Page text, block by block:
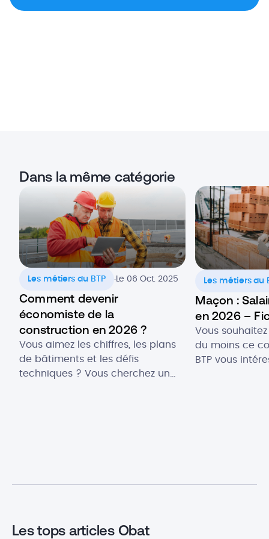
Dans la même catégorie
Les métiers du BTP .Le 06 Oct. 2025
Comment devenir
économiste de la
construction en 2026 ?
Vous aimez les chiffres, les plans
de bâtiments et les défis
techniques ? Vous cherchez un
Les métiers du
Maçon :
en 2026 –
Vous
du moins ce
BTP vous
Les tops articles Obat